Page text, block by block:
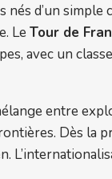
nés d’un
Le Tour de
avec un
entre
Dès la